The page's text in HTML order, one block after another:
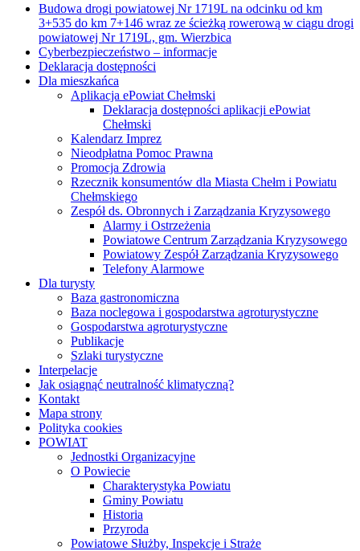
Budowa drogi powiatowej Nr 1719L na odcinku od km
3+535 do km 7+146 wraz ze ścieżką rowerową w ciągu drogi
powiatowej Nr 1719L, gm. Wierzbica
Cyberbezpieczeństwo – informacje
Deklaracja dostępności
Dla mieszkańca
Aplikacja ePowiat Chełmski
Deklaracja dostępności aplikacji ePowiat
Chełmski
Kalendarz Imprez
Nieodpłatna Pomoc Prawna
Promocja Zdrowia
Rzecznik konsumentów dla Miasta Chełm i Powiatu
Chełmskiego
Zespół ds. Obronnych i Zarządzania Kryzysowego
Alarmy i Ostrzeżenia
Powiatowe Centrum Zarządzania Kryzysowego
Powiatowy Zespół Zarządzania Kryzysowego
Telefony Alarmowe
Dla turysty
Baza gastronomiczna
Baza noclegowa i gospodarstwa agroturystyczne
Gospodarstwa agroturystyczne
Publikacje
Szlaki turystyczne
Interpelacje
Jak osiągnąć neutralność klimatyczną?
Kontakt
Mapa strony
Polityka cookies
POWIAT
Jednostki Organizacyjne
O Powiecie
Charakterystyka Powiatu
Gminy Powiatu
Historia
Przyroda
Powiatowe Służby, Inspekcje i Straże